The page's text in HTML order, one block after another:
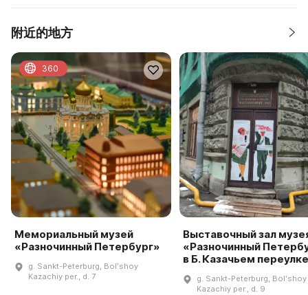
附近的地方
Мемориальный музей
«Разночинный Петербург»
g. Sankt-Peterburg, Bolʹshoy
Kazachiy per., d. 7
360
Выставочный зал
«Разночинный
в Б. Казачьем переулке
g. Sankt-Peterburg, Bolʹshoy
Kazachiy per., d. 9